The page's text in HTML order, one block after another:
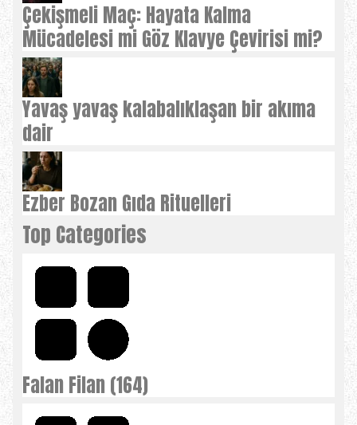
Çekişmeli Maç: Hayata Kalma
Mücadelesi mi Göz Klavye Çevirisi mi?
Yavaş yavaş kalabalıklaşan bir akıma
dair
Ezber Bozan Gıda Rituelleri
Top Categories
Falan Filan (164)